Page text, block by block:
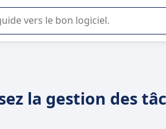
ou la sélection de logiciel SaaS en
la gestion des